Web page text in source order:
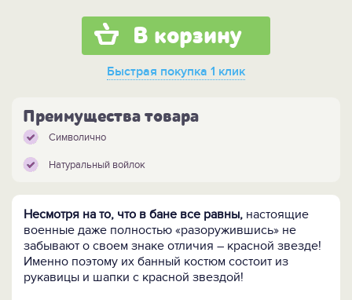
В корзину
Быстрая покупка 1 клик
Преимущества товара
Символично
Натуральный войлок
Несмотря на то, что в бане все равны, настоящие
военные даже полностью «разоружившись» не
забывают о своем знаке отличия – красной звезде!
Именно поэтому их банный костюм состоит из
рукавицы и шапки с красной звездой!